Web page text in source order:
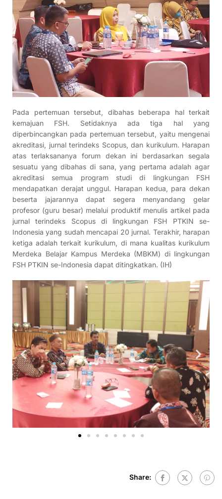
Pada pertemuan tersebut, dibahas beberapa hal terkait
kemajuan FSH. Setidaknya ada tiga hal yang
diperbincangkan pada pertemuan tersebut, yaitu mengenai
akreditasi, jurnal terindeks Scopus, dan kurikulum. Harapan
atas terlaksananya forum dekan ini berdasarkan segala
sesuatu yang dibahas di sana, yang pertama adalah agar
akreditasi semua program studi di lingkungan FSH
mendapatkan derajat unggul. Harapan kedua, para dekan
beserta jajarannya dapat segera menyandang gelar
profesor (guru besar) melalui produktif menulis artikel pada
jurnal terindeks Scopus di lingkungan FSH PTKIN se-
Indonesia yang sudah mencapai 20 jurnal. Terakhir, harapan
ketiga adalah terkait kurikulum, di mana kualitas kurikulum
Merdeka Belajar Kampus Merdeka (MBKM) di lingkungan
FSH PTKIN se-Indonesia dapat ditingkatkan. (IH)
Share: